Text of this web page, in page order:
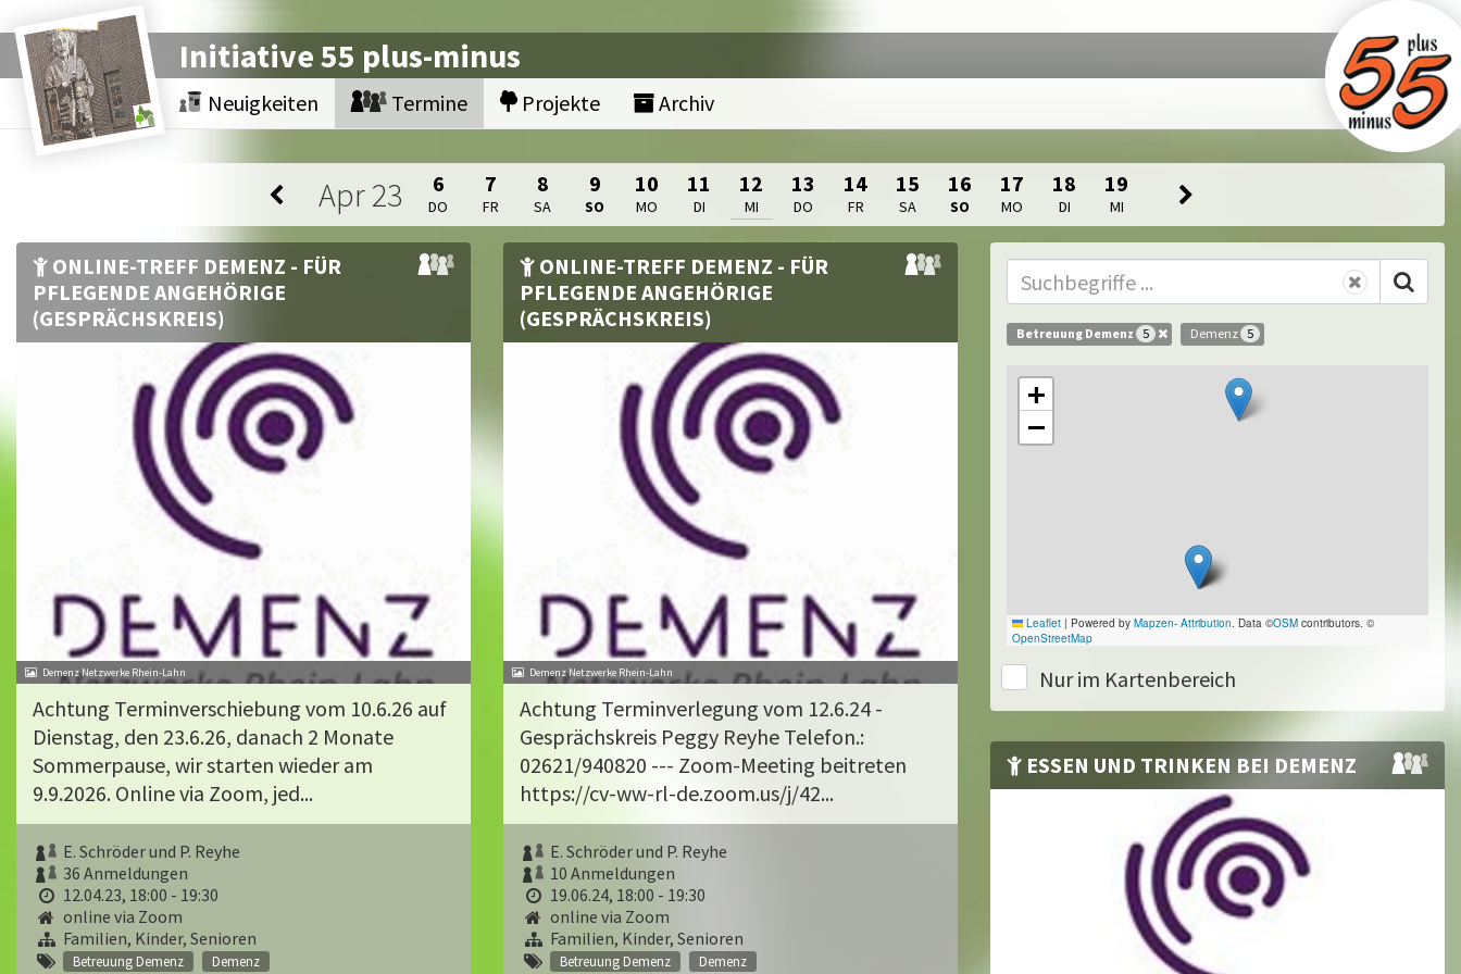
Initiative 55 plus-minus
Neuigkeiten Termine Projekte Archiv
Apr23 6
DO
7
FR
8
SA
9
SO
10
MO
11
DI
12
MI
13
DO
14
FR
15
SA
16
SO
17
MO
18
DI
19
MI
Betreuung Demenz 5 Demenz 5
+
−
Leaflet | Powered by Mapzen- Attribution. Data ©OSM contributors. ©
OpenStreetMap
Nur im Kartenbereich
ONLINE-TREFF DEMENZ - FÜR
PFLEGENDE ANGEHÖRIGE
(GESPRÄCHSKREIS)
Demenz Netzwerke Rhein-Lahn
Achtung Terminverschiebung vom 10.6.26 auf
Dienstag, den 23.6.26, danach 2 Monate
Sommerpause, wir starten wieder am
9.9.2026. Online via Zoom, jed...
E. Schröder und P. Reyhe
36 Anmeldungen
12.04.23, 18:00 - 19:30
online via Zoom
Familien, Kinder, Senioren
Betreuung Demenz Demenz
ONLINE-TREFF DEMENZ - FÜR
PFLEGENDE ANGEHÖRIGE
(GESPRÄCHSKREIS)
Demenz Netzwerke Rhein-Lahn
Achtung Terminverlegung vom 12.6.24 -
Gesprächskreis Peggy Reyhe Telefon.:
02621/940820 --- Zoom-Meeting beitreten
https://cv-ww-rl-de.zoom.us/j/42...
E. Schröder und P. Reyhe
10 Anmeldungen
19.06.24, 18:00 - 19:30
online via Zoom
Familien, Kinder, Senioren
Betreuung Demenz Demenz
ESSEN UND TRINKEN BEI DEMENZ